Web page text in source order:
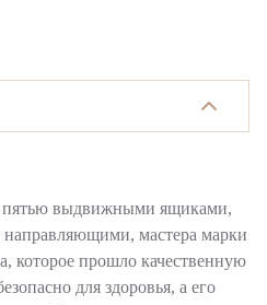
пятью выдвижными ящиками,
мастера марки
которое прошло качественную
для здоровья, а его